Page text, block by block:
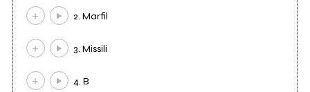
2. Marfil
3. Missili
4. B